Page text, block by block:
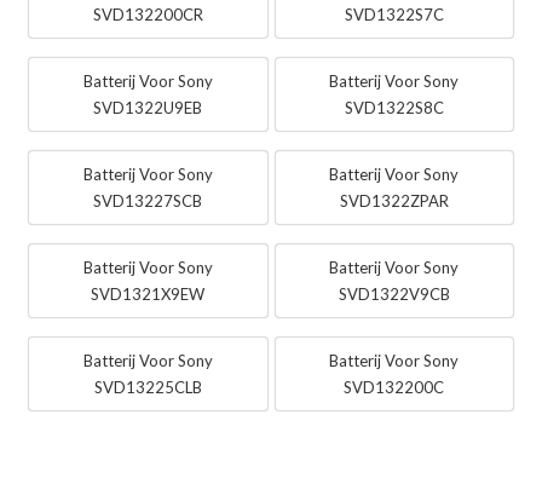
SVD132200CR
SVD1322S7C
Batterij Voor Sony
SVD1322U9EB
Batterij Voor Sony
SVD1322S8C
Batterij Voor Sony
SVD13227SCB
Batterij Voor Sony
SVD1322ZPAR
Batterij Voor Sony
SVD1321X9EW
Batterij Voor Sony
SVD1322V9CB
Batterij Voor Sony
SVD13225CLB
Batterij Voor Sony
SVD132200C